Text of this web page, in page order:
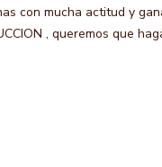
con mucha actitud y
, queremos que